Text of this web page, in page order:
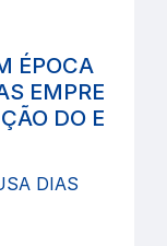
ÉPOCA
EMPRE
DO E
DIAS